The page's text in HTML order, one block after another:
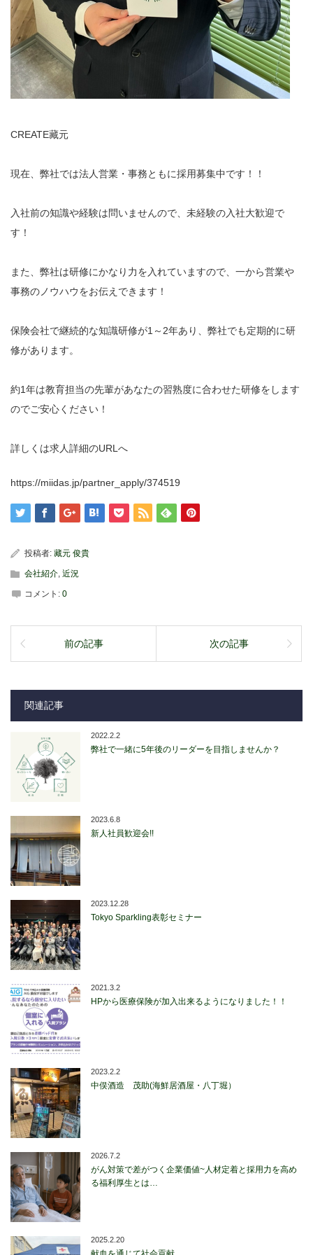
CREATE藏元
現在、弊社では法人営業・事務ともに採用募集中です！！
入社前の知識や経験は問いませんので、未経験の入社大歓迎で
す！
また、弊社は研修にかなり力を入れていますので、一から営業や
事務のノウハウをお伝えできます！
保険会社で継続的な知識研修が1～2年あり、弊社でも定期的に研
修があります。
約1年は教育担当の先輩があなたの習熟度に合わせた研修をします
のでご安心ください！
詳しくは求人詳細のURLへ
https://miidas.jp/partner_apply/374519
投稿者: 藏元 俊貴
会社紹介 近況
コメント: 0
前の記事 次の記事
関連記事
2022.2.2
弊社で一緒に5年後のリーダーを目指しませんか？
2023.6.8
新人社員歓迎会!!
2023.12.28
Tokyo Sparkling表彰セミナー
2021.3.2
HPから医療保険が加入出来るようになりました！！
2023.2.2
中俣酒造 茂助(海鮮居酒屋・八丁堀）
2026.7.2
がん対策で差がつく企業価値~人材定着と採用力を高め
る福利厚生とは…
2025.2.20